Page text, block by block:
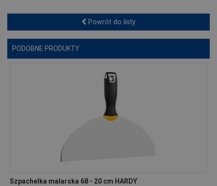
Powrót do listy
PODOBNE PRODUKTY
Szpachelka malarska 68 - 20 cm HARDY